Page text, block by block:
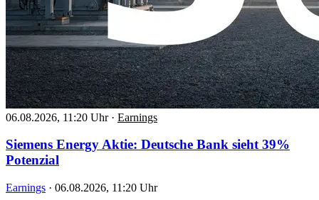
06.08.2026, 11:20 Uhr · Earnings
Siemens Energy Aktie: Deutsche Bank sieht 39%
Potenzial
Earnings · 06.08.2026, 11:20 Uhr